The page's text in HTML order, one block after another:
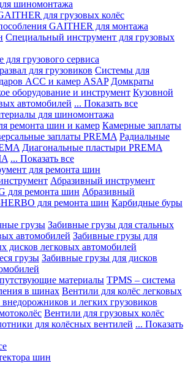
шиномонтажа
для грузовых колёс
GAITHER для монтажа
Специальный инструмент для грузовых
грузового сервиса
для грузовиков Системы для
ACC и камер ASAP Домкраты
оборудование и инструмент Кузовной
автомобилей ... Показать все
для шиномонтажа
ремонта шин и камер Камерные заплаты
заплаты PREMA Радиальные
Диагональные пластыри PREMA
... Показать все
для ремонта шин
Абразивный инструмент
для ремонта шин Абразивный
для ремонта шин Карбидные буры
грузы Забивные грузы для стальных
автомобилей Забивные грузы для
дисков легковых автомобилей
грузы Забивные грузы для дисков
материалы TPMS – система
в шинах Вентили для колёс легковых
и легких грузовиков
Вентили для грузовых колёс
для колёсных вентилей ... Показать
шин